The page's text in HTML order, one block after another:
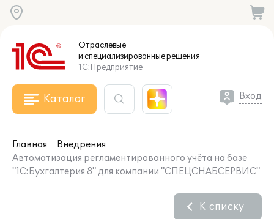
Отраслевые
и специализированныерешения
1С:Предприятие
Каталог Вход
Главная
Внедрения
Автоматизация регламентированного учёта на базе
"1С:Бухгалтерия 8" для компании "СПЕЦСНАБСЕРВИС"
К списку